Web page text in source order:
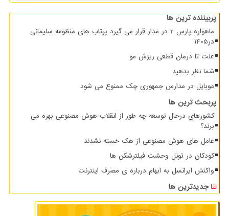
پربیننده ترین ها
ماهواره پارس 2 در مدار قرار می گیرد پرتاب های منظومه سلیمانی
در1405
علت تا درمان قطعی ریزش مو
شما نظر بدهید
موبایل در مدارس جمهوری چک ممنوع می شود
پربحث ترین ها
کشورهای درحال توسعه چه طور از انقلاب هوش مصنوعی بهره می
برند؟
عامل های هوش مصنوعی از هک خسته نشدند
کودکان در تونل وحشت فیلترشکن ها
واکنش ایرانسل به ابهام درباره ی مصرف اینترنت
جدیدترین ها